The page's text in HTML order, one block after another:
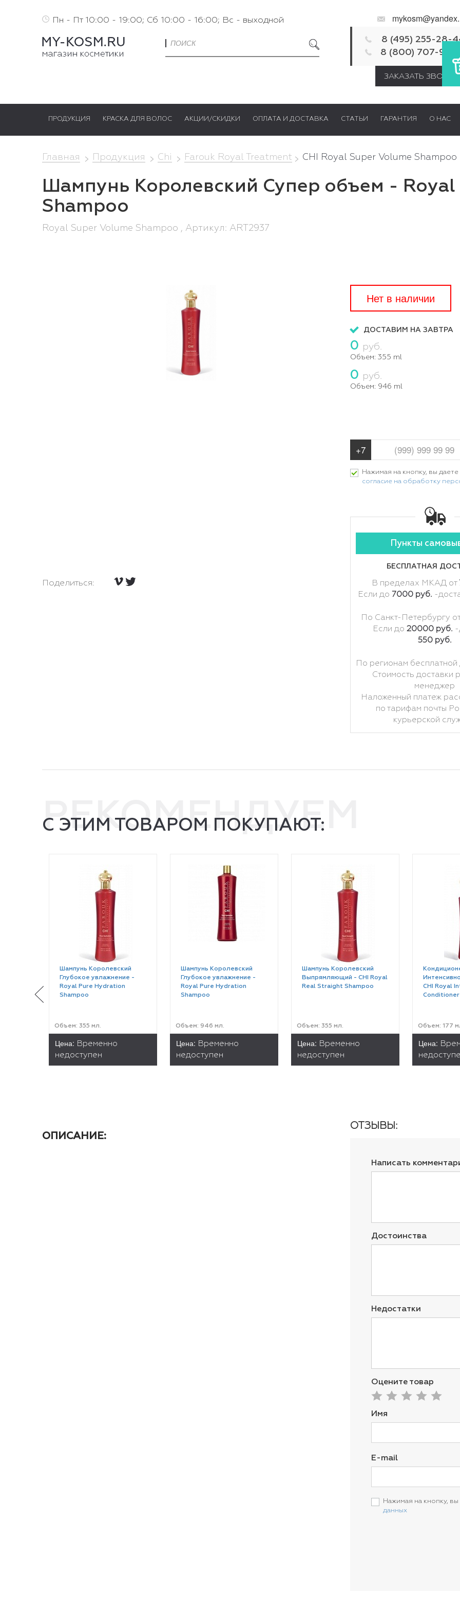
Пн - Пт 10:00 - 19:00; Сб 10:00 - 16:00; Вс - выходной
8 (495) 255-28-
8 (800) 707-92-
ЗАКАЗАТЬ ЗВОНОК
ПРОДУКЦИЯ КРАСКА ДЛЯ ВОЛОС АКЦИИ/СКИДКИ ОПЛАТА И ДОСТАВКА СТАТЬИ ГАРАНТИЯ О НАС
Главная Продукция Chi Farouk Royal Treatment CHI Royal Super Volume Shampoo
Шампунь Королевский Супер объем - Royal
Shampoo
Royal Super Volume Shampoo , Артикул: ART2937
Поделиться:
Нет в наличии
ДОСТАВИМ НА ЗАВТРА
0 руб.
Объем: 355 ml
0 руб.
Объем: 946 ml
Нажимая на кнопку, вы даете
согласие на обработку
Пункты
БЕСПЛАТНАЯ
В пределах МКАД от
Если до 7000 руб. -
По Санкт-Петербургу
Если до20000 руб. -
550 руб.
По регионам бесплатной
Стоимость доставки
менеджер
Наложенный платеж
по тарифам почты
курьерской
РЕКОМЕНДУЕМ
С ЭТИМ ТОВАРОМ ПОКУПАЮТ:
Шампунь Королевский
Глубокое увлажнение -
Royal Pure Hydration
Shampoo
Объем: 355 мл.
Цена: Временно
недоступен
Шампунь Королевский
Глубокое увлажнение -
Royal Pure Hydration
Shampoo
Объем: 946 мл.
Цена: Временно
недоступен
Шампунь Королевский
Выпрямляющий - CHI Royal
Real Straight Shampoo
Объем: 355 мл.
Цена: Временно
недоступен
CHI Royal
Conditioner
Объем: 177
Цена:
ОПИСАНИЕ:
ОТЗЫВЫ:
Написать
Достоинства
Недостатки
Оцените товар
Имя
E-mail
Нажимая на кнопку,
данных